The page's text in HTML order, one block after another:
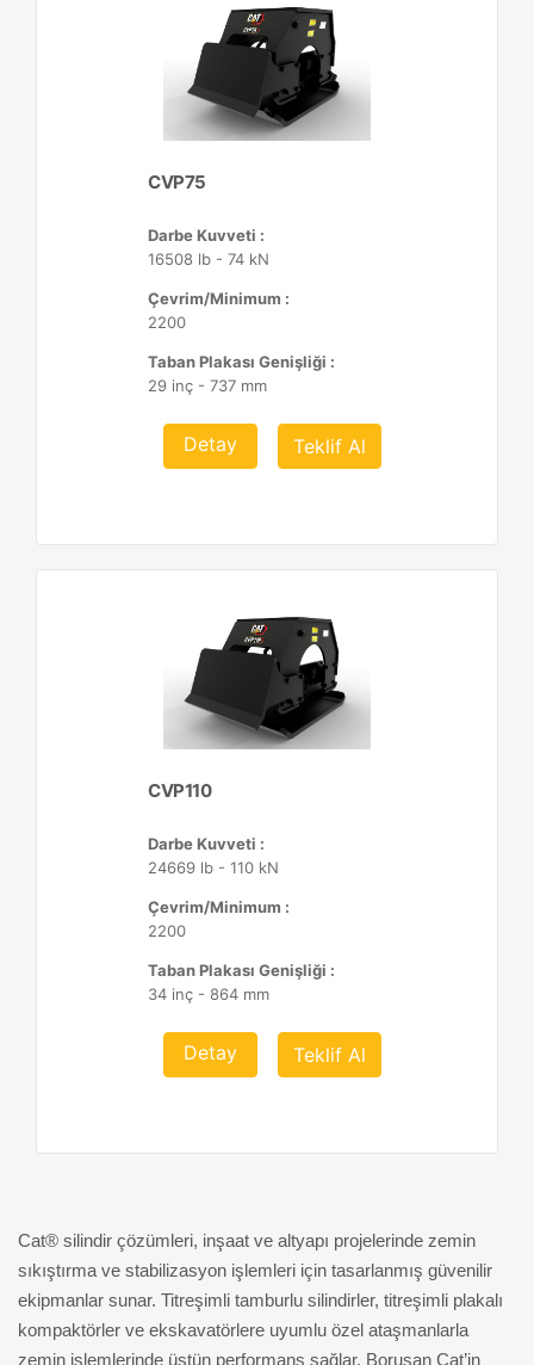
CVP75
Darbe Kuvveti :
16508 lb - 74 kN
Çevrim/Minimum :
2200
Taban Plakası Genişliği :
29 inç - 737 mm
Detay Teklif Al
CVP110
Darbe Kuvveti :
24669 lb - 110 kN
Çevrim/Minimum :
2200
Taban Plakası Genişliği :
34 inç - 864 mm
Detay Teklif Al
Cat® silindir çözümleri, inşaat ve altyapı projelerinde zemin
sıkıştırma ve stabilizasyon işlemleri için tasarlanmış güvenilir
ekipmanlar sunar. Titreşimli tamburlu silindirler, titreşimli plakalı
kompaktörler ve ekskavatörlere uyumlu özel ataşmanlarla
zemin işlemlerinde üstün performans sağlar. Borusan Cat’in